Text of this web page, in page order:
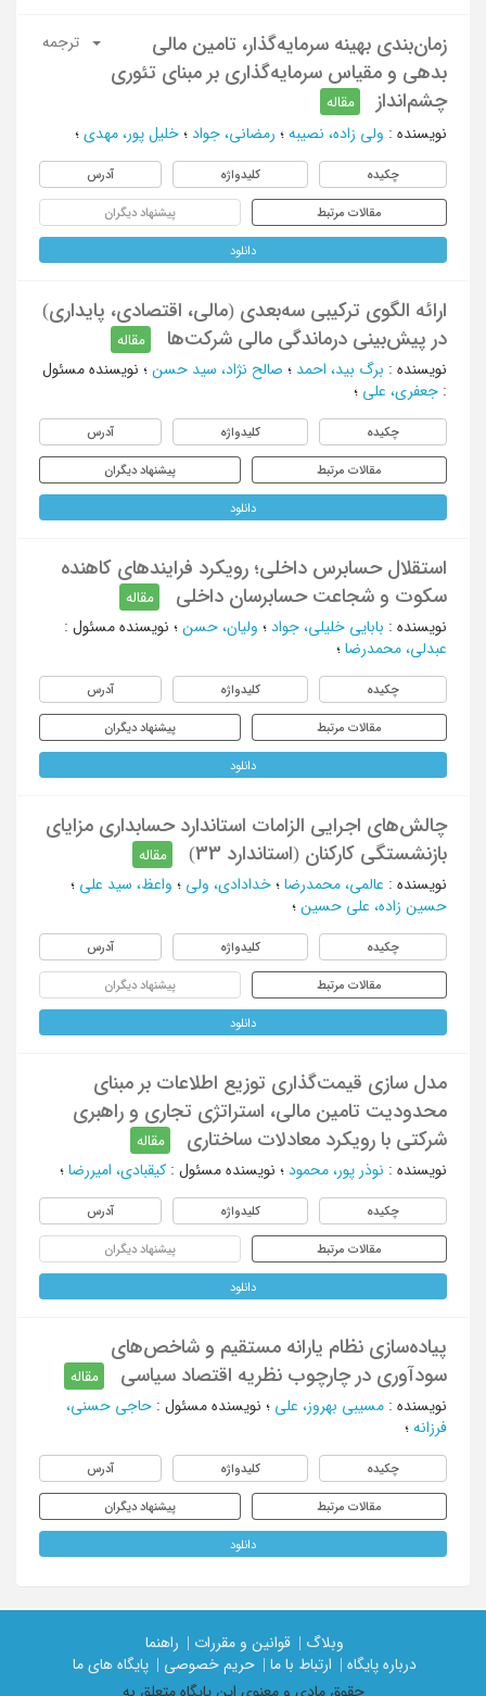
زمان‌بندی بهینه سرمایه‌گذار، تامین مالی
بدهی و مقیاس سرمایه‌گذاری بر مبنای تئوری
چشم‌انداز
مقاله
ترجمه
نویسنده : ولی زاده، نصیبه ؛ رمضانی، جواد ؛ خلیل پور، مهدی ؛
چکیده کلیدواژه آدرس
مقالات مرتبط پیشنهاد دیگران
دانلود
ارائه الگوی ترکیبی سه‌بعدی (مالی، اقتصادی، پایداری)
در پیش‌بینی درماندگی مالی شرکت‌ها
مقاله
نویسنده : برگ بید، احمد ؛ صالح نژاد، سید حسن ؛ نویسنده مسئول
: جعفری، علی ؛
چکیده کلیدواژه آدرس
مقالات مرتبط پیشنهاد دیگران
دانلود
استقلال حسابرس داخلی؛ رویکرد فرایندهای کاهنده
سکوت و شجاعت حسابرسان داخلی
مقاله
نویسنده : بابایی خلیلی، جواد ؛ ولیان، حسن ؛ نویسنده مسئول :
عبدلی، محمدرضا ؛
چکیده کلیدواژه آدرس
مقالات مرتبط پیشنهاد دیگران
دانلود
چالش‌های اجرایی الزامات استاندارد حسابداری مزایای
بازنشستگی کارکنان (استاندارد 33)
مقاله
نویسنده : عالمی، محمدرضا ؛ خدادادی، ولی ؛ واعظ، سید علی ؛
حسین‌ زاده، علی حسین ؛
چکیده کلیدواژه آدرس
مقالات مرتبط پیشنهاد دیگران
دانلود
مدل سازی قیمت‌گذاری توزیع اطلاعات بر مبنای
محدودیت تامین مالی، استراتژی تجاری و راهبری
شرکتی با رویکرد معادلات ساختاری
مقاله
نویسنده : نوذر پور، محمود ؛ نویسنده مسئول : کیقبادی، امیررضا ؛
چکیده کلیدواژه آدرس
مقالات مرتبط پیشنهاد دیگران
دانلود
پیاده‌سازی نظام یارانه مستقیم و شاخص‌های
سودآوری در چارچوب نظریه اقتصاد سیاسی
مقاله
نویسنده : مسیبی بهروز، علی ؛ نویسنده مسئول : حاجی حسنی،
فرزانه ؛
چکیده کلیدواژه آدرس
مقالات مرتبط پیشنهاد دیگران
دانلود
وبلاگ | قوانین و مقررات |
راهنما
درباره پایگاه |
ارتباط با ما | حریم خصوصی |
پایگاه های ما
حقوق مادی و معنوی اين پايگاه متعلق به